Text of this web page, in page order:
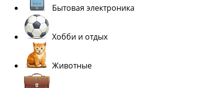
Бытовая электроника
Хобби и отдых
Животные